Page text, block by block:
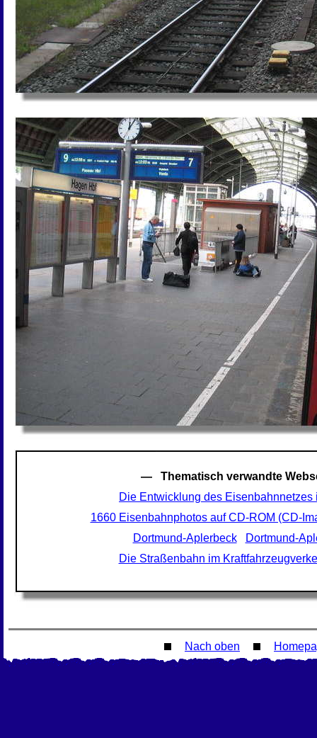
— Thematisch verwandte
Die Entwicklung des Eisenbahnnetzes
1660 Eisenbahnphotos auf CD-ROM (CD-
Dortmund-Aplerbeck
Dortmund-
Die Straßenbahn im
Nach oben